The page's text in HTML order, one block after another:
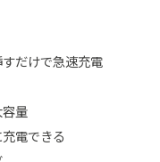
だけで急速充電
量
電できる